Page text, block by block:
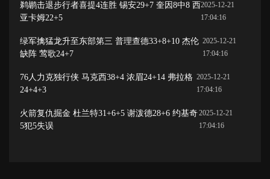
鹈鹕击退步行者喜提4连胜 锡安29+7 奎因8中8 西
亚卡姆22+5
2025-12-21
17:04:16
绿军擒猛龙升至东部第三 普理查德33+8+10 杰伦
缺阵 莺歌24+7
2025-12-21
17:04:16
76人力克独行侠 马克西38+4 浓眉24+14 弗拉格
24+4+3
2025-12-21
17:04:16
火箭复仇掘金 杜兰特31+6+5 谢泼德28+6 约基奇
5犯5失误
2025-12-21
17:04:16